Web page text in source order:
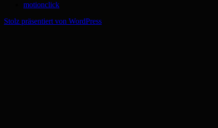
motionclick
Stolz präsentiert von WordPress